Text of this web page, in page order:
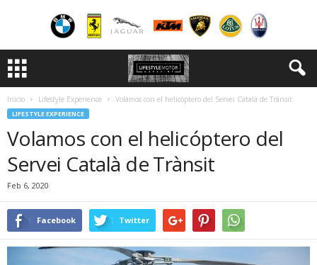
Inicio Lifestyle Experience Volamos con el helicóptero del Servei Català de Trànsit
LIFESTYLE EXPERIENCE
Volamos con el helicóptero del
Servei Català de Trànsit
Feb 6, 2020
Facebook Twitter